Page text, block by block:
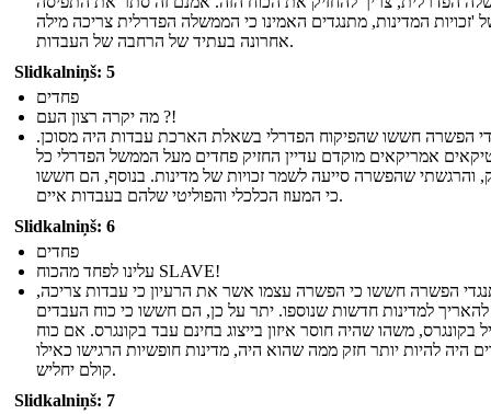
'זכויות המדינות, מתנגדים האמינו כי הממשלה הפדרלית צריכה מילה
אחרונה בעתיד של הרחבה של העבדות.
Slidkalniņš: 5
פחדים
מה יקרה רצון העם ?!
הפשרה חששו שהפיקוח הפדרלי בשאלת הארכת עבדות היה מסוכן.
אמריקאים מוקדם עדיין החזיק פחדים מעל הממשל הפדרלי כל
והרגשתי שהפשרה סייעה לשמר זכויות של מדינות. בנוסף, הם חששו
כי המעוז הכלכלי והפוליטי שלהם בעבדות איים.
Slidkalniņš: 6
פחדים
עלינו לפחד מהכוח SLAVE!
הפשרה חששו כי הפשרה עצמו אשר את הרעיון כי עבדות צריכה,
להאריך למדינות חדשות שנוספו. יתר על כן, הם חששו כי כוח העבדים
בקונגרס, משהו שהיה חוסר איזון בייצוג בחינם עבד בקונגרס. אם כוח
היה להיות יותר חזק ממה שהוא היה, מדינות חופשיות הרגישו כאילו
קולם יחליש.
Slidkalniņš: 7